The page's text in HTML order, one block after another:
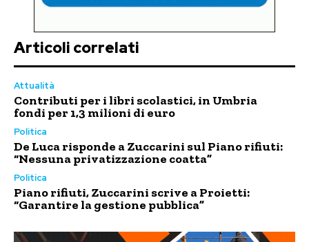
Articoli correlati
Attualità
Contributi per i libri scolastici, in Umbria
fondi per 1,3 milioni di euro
Politica
De Luca risponde a Zuccarini sul Piano rifiuti:
“Nessuna privatizzazione coatta”
Politica
Piano rifiuti, Zuccarini scrive a Proietti:
“Garantire la gestione pubblica”